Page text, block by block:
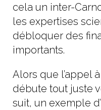
cela un inter-
les expertises
débloquer des
importants.
Alors que l’appel
débute tout juste
suit, un exemple